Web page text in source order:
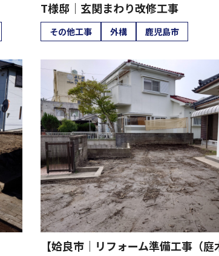
T様邸｜玄関まわり改修工事
その他工事 外構 鹿児島市